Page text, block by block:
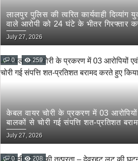
लालपुर पुलिस की त्वरित कार्यवाही दिव्यांग
वाले आरोपी को 24 घंटे के भीतर गिरफ्तार
July 27, 2026
0 259
केबल वायर चोरी के प्रकरण में 03 आरोपियों
बालकों से चोरी गई संपत्ति शत-प्रतिशत
July 27, 2026
0 208